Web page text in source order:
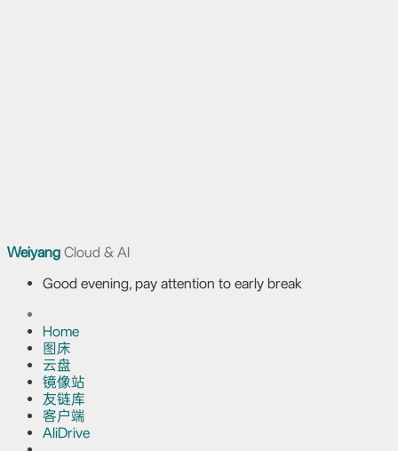
Weiyang Cloud & AI
Good evening, pay attention to early break
Home
图床
云盘
镜像站
友链库
客户端
AliDrive